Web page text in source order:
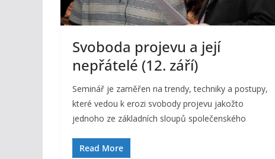
Svoboda projevu a její
nepřátelé (12. září)
Seminář je zaměřen na trendy, techniky a postupy,
které vedou k erozi svobody projevu jakožto
jednoho ze základních sloupů společenského
Read More